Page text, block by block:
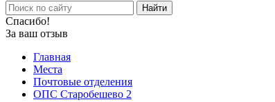
Найти
Спасибо!
За ваш отзыв
Главная
Места
Почтовые отделения
ОПС Старобешево 2